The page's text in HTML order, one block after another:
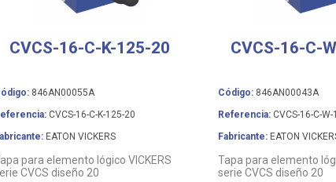
CVCS-16-C-K-125-20
846AN00055A
CVCS-16-C-K-125-20
EATON VICKERS
para elemento lógico VICKERS
CVCS diseño 20
CVCS-16-C-
Código:846AN00043A
Referencia:CVCS-16-C-W-
Fabricante:EATON
Tapa para elemento
serie CVCS diseño 20